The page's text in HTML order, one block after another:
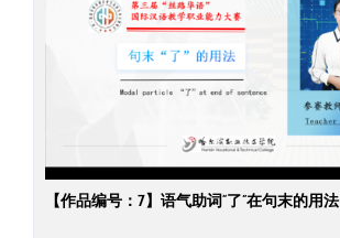
【作品编号：7】语气助词“了”在句末的用法